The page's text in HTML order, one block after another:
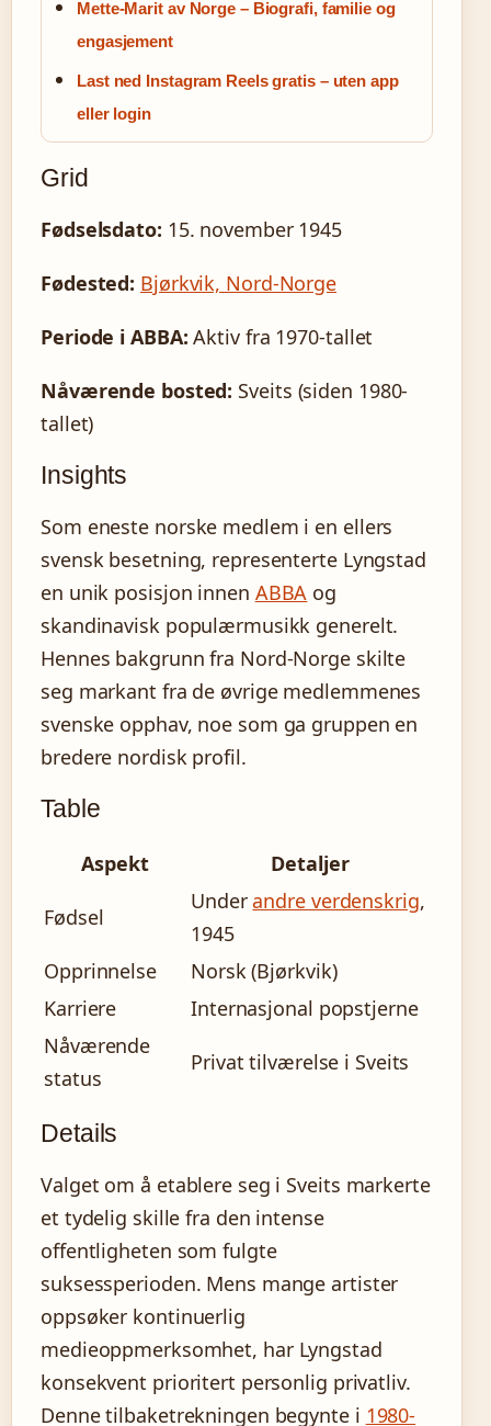
Mette-Marit av Norge – Biografi, familie og
engasjement
Last ned Instagram Reels gratis – uten app
eller login
Grid
Fødselsdato: 15. november 1945
Fødested: Bjørkvik, Nord-Norge
Periode i ABBA: Aktiv fra 1970-tallet
Nåværende bosted: Sveits (siden 1980-
tallet)
Insights
Som eneste norske medlem i en ellers
svensk besetning, representerte Lyngstad
en unik posisjon innen ABBA og
skandinavisk populærmusikk generelt.
Hennes bakgrunn fra Nord-Norge skilte
seg markant fra de øvrige medlemmenes
svenske opphav, noe som ga gruppen en
bredere nordisk profil.
Table
Aspekt Detaljer
Fødsel
Underandre verdenskrig,
1945
Opprinnelse
Norsk (Bjørkvik)
Karriere
Internasjonal popstjerne
Nåværende
status
Privat tilværelse i Sveits
Details
Valget om å etablere seg i Sveits markerte
et tydelig skille fra den intense
offentligheten som fulgte
suksessperioden. Mens mange artister
oppsøker kontinuerlig
medieoppmerksomhet, har Lyngstad
konsekvent prioritert personlig privatliv.
Denne tilbaketrekningen begynte i 1980-